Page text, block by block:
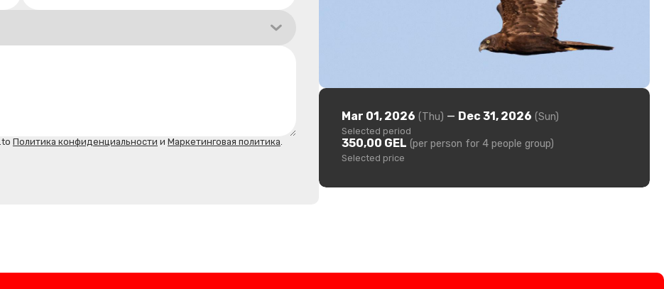
Политика конфиденциальности и Маркетинговая политика.
Mar 01, 2026 (Thu) — Dec 31, 2026 (Sun)
Selected period
350,00 GEL (per person for 4 people group)
Selected price